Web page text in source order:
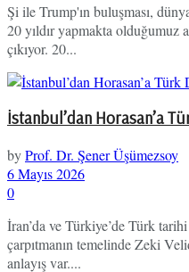
Şi ile Trump'ın buluşması,
20 yıldır yapmakta olduğumuz
çıkıyor. 20...
İstanbul’dan Horasan’a
byProf. Dr. Şener Üşümezsoy
6 Mayıs 2026
0
İran’da ve Türkiye’de Türk
çarpıtmanın temelinde Zeki
anlayış var....